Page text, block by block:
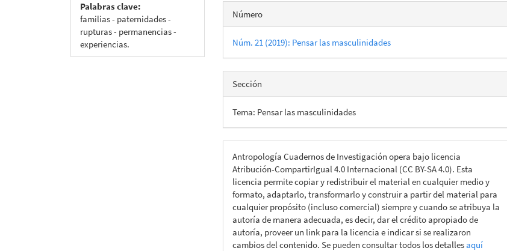
Palabras clave:
familias - paternidades -
rupturas - permanencias -
experiencias.
Número
Núm. 21 (2019): Pensar las masculinidades
Sección
Tema: Pensar las masculinidades
Antropología Cuadernos de Investigación opera bajo licencia
Atribución-CompartirIgual 4.0 Internacional (CC BY-SA 4.0). Esta
licencia permite copiar y redistribuir el material en cualquier medio y
formato, adaptarlo, transformarlo y construir a partir del material para
cualquier propósito (incluso comercial) siempre y cuando se atribuya la
autoría de manera adecuada, es decir, dar el crédito apropiado de
autoría, proveer un link para la licencia e indicar si se realizaron
cambios del contenido. Se pueden consultar todos los detallesaquí